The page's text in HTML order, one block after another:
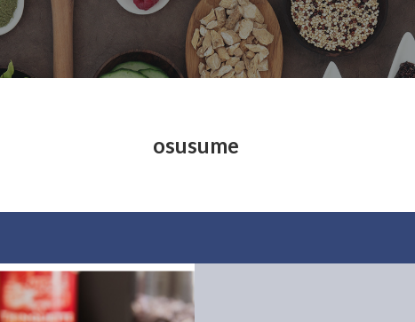
osusume